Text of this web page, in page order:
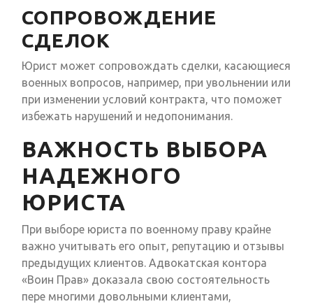
СОПРОВОЖДЕНИЕ
СДЕЛОК
Юрист может сопровождать сделки, касающиеся
военных вопросов, например, при увольнении или
при изменении условий контракта, что поможет
избежать нарушений и недопонимания.
ВАЖНОСТЬ ВЫБОРА
НАДЕЖНОГО
ЮРИСТА
При выборе юриста по военному праву крайне
важно учитывать его опыт, репутацию и отзывы
предыдущих клиентов. Адвокатская контора
«Воин Прав» доказала свою состоятельность
пере многими довольными клиентами,